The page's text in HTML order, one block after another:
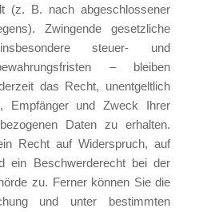
(z. B. nach abgeschlossener
Zwingende gesetzliche
steuer- und
– bleiben
das Recht, unentgeltlich
Empfänger und Zweck Ihrer
Daten zu erhalten.
Recht auf Widerspruch, auf
ein Beschwerderecht bei der
zu. Ferner können Sie die
und unter bestimmten